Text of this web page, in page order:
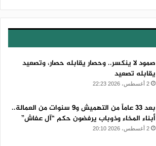
صمود لا ينكسر.. وحصار يقابله حصار، وتصعيد
يقابله تصعيد
2 أغسطس، 2026 22:23
بعد 33 عاماً من التهميش و9 سنوات من العمالة..
أبناء المخاء وذوباب يرفضون حكم “آل عفاش”
2 أغسطس، 2026 20:10